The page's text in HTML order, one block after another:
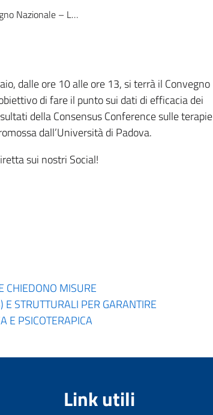
efficacia nelle cure psicologiche e la consensus sui trattamenti per ansia e depressione
dalle ore 10 alle ore 13, si terrà il Convegno
di fare il punto sui dati di efficacia dei
della Consensus Conference sulle terapie
dall’Università di Padova.
sui nostri Social!
CHIEDONO MISURE
STRUTTURALI PER GARANTIRE
E PSICOTERAPICA
Link utili